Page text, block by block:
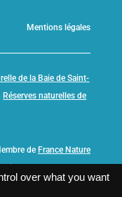
Mentions légales
de la Baie de Saint-
Réserves naturelles de
de France Nature
over what you want